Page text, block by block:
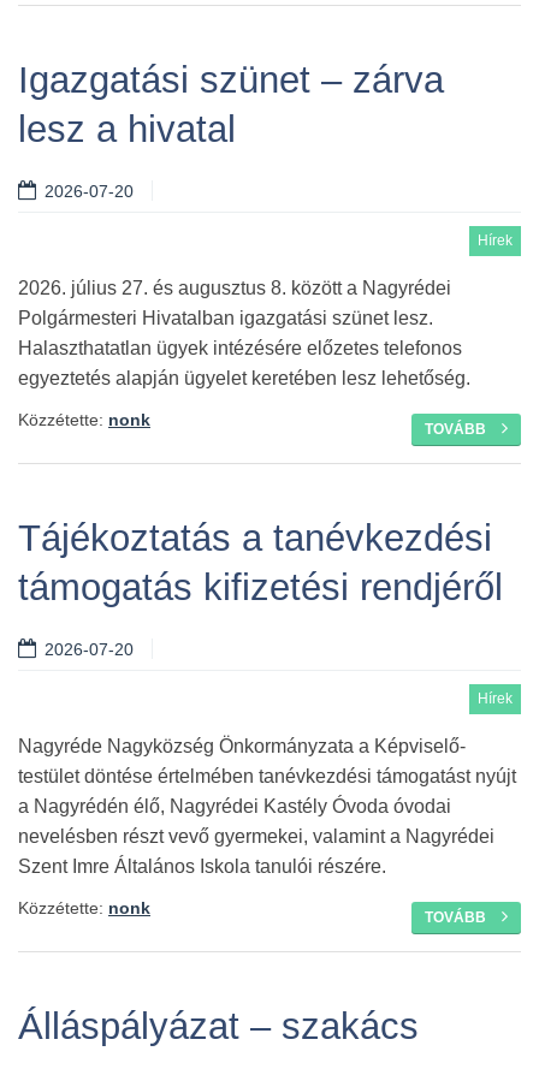
Igazgatási szünet – zárva
lesz a hivatal
2026-07-20
Hírek
2026. július 27. és augusztus 8. között a Nagyrédei
Polgármesteri Hivatalban igazgatási szünet lesz.
Halaszthatatlan ügyek intézésére előzetes telefonos
egyeztetés alapján ügyelet keretében lesz lehetőség.
TOVÁBB
Közzétette: nonk
Tájékoztatás a tanévkezdési
támogatás kifizetési rendjéről
2026-07-20
Hírek
Nagyréde Nagyközség Önkormányzata a Képviselő-
testület döntése értelmében tanévkezdési támogatást nyújt
a Nagyrédén élő, Nagyrédei Kastély Óvoda óvodai
nevelésben részt vevő gyermekei, valamint a Nagyrédei
Szent Imre Általános Iskola tanulói részére.
TOVÁBB
Közzétette: nonk
Álláspályázat – szakács